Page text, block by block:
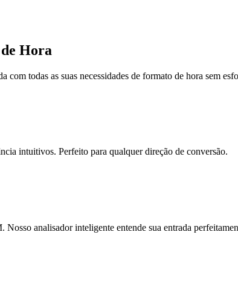
Hora
todas as suas necessidades de formato de hora sem
intuitivos. Perfeito para qualquer direção de conversão.
analisador inteligente entende sua entrada